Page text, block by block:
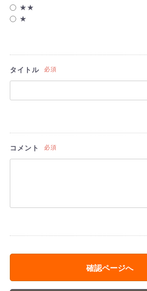
★★
★
タイトル 必須
コメント 必須
確認ページへ